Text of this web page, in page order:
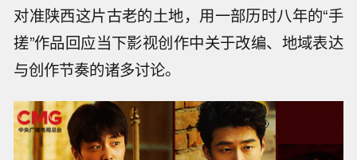
对准陕西这片古老的土地，用一部历时八年的“手
搓”作品回应当下影视创作中关于改编、地域表达
与创作节奏的诸多讨论。